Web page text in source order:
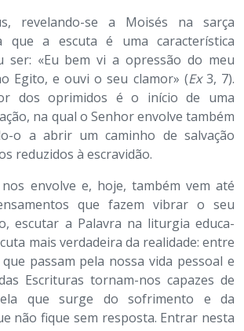
revelando-se a Moisés na sarça
que a escuta é uma característica
ser: «Eu bem vi a opressão do meu
Egito, e ouvi o seu clamor» (Ex3, 7).
dos oprimidos é o início de uma
na qual o Senhor envolve também
o a abrir um caminho de salvação
reduzidos à escravidão.
envolve e, hoje, também vem até
que fazem vibrar o seu
escutar a Palavra na liturgia educa-
mais verdadeira da realidade: entre
passam pela nossa vida pessoal e
Escrituras tornam-nos capazes de
que surge do sofrimento e da
não fique sem resposta. Entrar nesta